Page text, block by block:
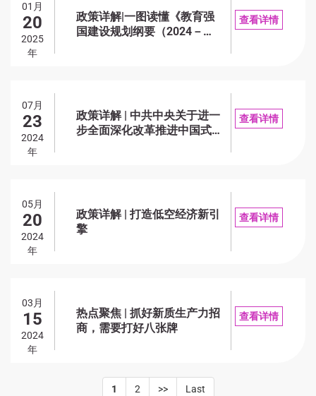
01月
20
2025
年
政策详解|一图读懂《教育强
国建设规划纲要（2024－
查看详情
07月
23
2024
年
政策详解 | 中共中央关于进一
步全面深化改革推进中国式现
查看详情
05月
20
2024
年
政策详解 | 打造低空经济新引
擎
查看详情
03月
15
2024
年
热点聚焦 | 抓好新质生产力招
商，需要打好八张牌
查看详情
1 2 >> Last